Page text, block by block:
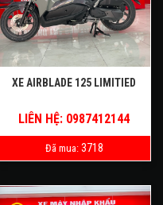
XE AIRBLADE 125 LIMITIED
LIÊN HỆ: 0987412144
Đã mua: 3718